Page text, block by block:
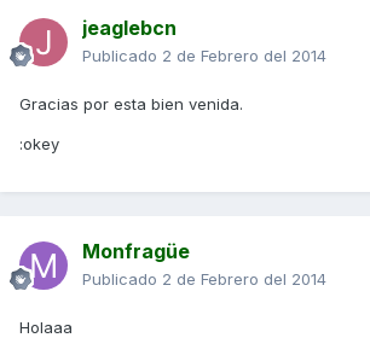
jeaglebcn
Publicado 2 de Febrero del 2014
Gracias por esta bien venida.
:okey
Monfragüe
Publicado 2 de Febrero del 2014
Holaaa